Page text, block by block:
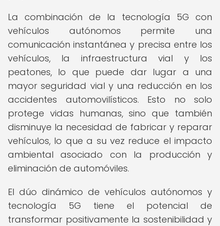
La combinación de la tecnología 5G con
vehículos autónomos permite una
comunicación instantánea y precisa entre los
vehículos, la infraestructura vial y los
peatones, lo que puede dar lugar a una
mayor seguridad vial y una reducción en los
accidentes automovilísticos. Esto no solo
protege vidas humanas, sino que también
disminuye la necesidad de fabricar y reparar
vehículos, lo que a su vez reduce el impacto
ambiental asociado con la producción y
eliminación de automóviles.
El dúo dinámico de vehículos autónomos y
tecnología 5G tiene el potencial de
transformar positivamente la sostenibilidad y